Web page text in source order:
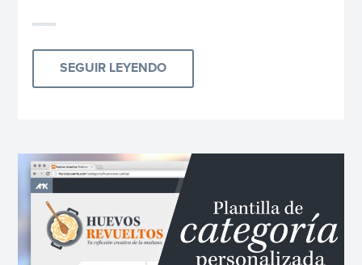
SEGUIR LEYENDO